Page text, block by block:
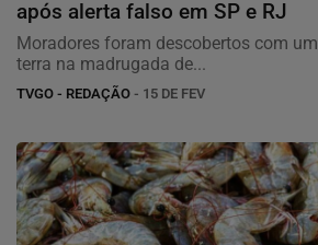
após alerta falso em SP e RJ
Moradores foram descobertos com
terra na madrugada de...
TVGO - REDAÇÃO - 15 DE FEV